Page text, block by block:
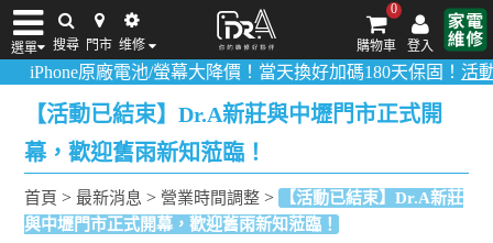
選單 搜尋 門市 维修 登入
0
購物車
iPhone維修/價格 筆電維修/價格 Android手機維修/價格 MacBook維修/價
廠電池/螢幕大降價！當天換好加碼180天保固！活動詳情請點
【活動已結束】Dr.A新莊與中壢門市正式開
幕，歡迎舊雨新知蒞臨！
首頁 >最新消息 > 營業時間調整 >
【活動已結束】Dr.A新莊
與中壢門市正式開幕，歡迎舊雨新知蒞臨！